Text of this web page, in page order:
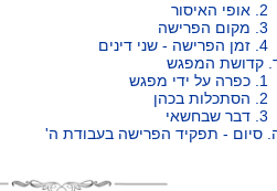
קדושת המפגש
סיום - תפקיד הפרישה בעבודת ה'